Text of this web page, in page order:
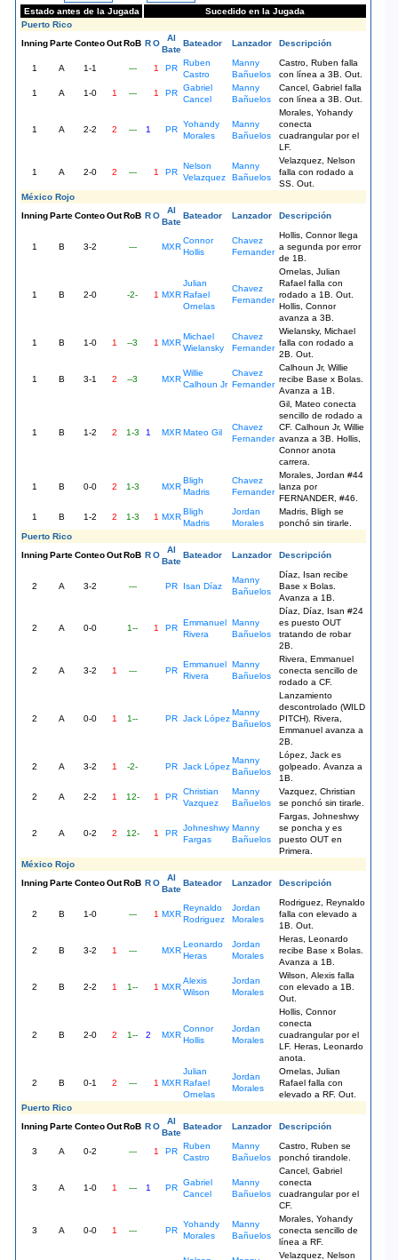
Estado antes de la Jugada
Sucedido en la Jugada
Puerto Rico
InningParteConteoOutRoB RO
Al
Bate
Bateador Lanzador Descripción
1 A 1-1 --- 1 PR
Ruben
Castro
Manny
Bañuelos
Castro, Ruben falla
con línea a 3B. Out.
1
A 1-0 1 --- 1 PR
Gabriel
Cancel
Manny
Bañuelos
Cancel, Gabriel falla
con línea a 3B. Out.
1 A 2-2 2 --- 1 PR
Yohandy
Morales
Manny
Bañuelos
Morales, Yohandy
conecta
cuadrangular por el
LF.
1 A 2-0 2 --- 1 PR
Nelson
Velazquez
Manny
Bañuelos
Velazquez, Nelson
falla con rodado a
SS. Out.
México Rojo
InningParteConteoOutRoB RO
Al
Bate
Bateador Lanzador Descripción
1 B 3-2 --- MXR
Connor
Hollis
Chavez
Fernander
Hollis, Connor llega
a segunda por error
de 1B.
1 B 2-0 -2- 1 MXR
Julian
Rafael
Ornelas
Chavez
Fernander
Ornelas, Julian
Rafael falla con
rodado a 1B. Out.
Hollis, Connor
avanza a 3B.
1 B 1-0 1 --3 1 MXR
Michael
Wielansky
Chavez
Fernander
Wielansky, Michael
falla con rodado a
2B. Out.
1 B 3-1 2 --3 MXR
Willie
Calhoun Jr
Chavez
Fernander
Calhoun Jr, Willie
recibe Base x Bolas.
Avanza a 1B.
1 B 1-2 2 1-3 1 MXR Mateo Gil
Chavez
Fernander
Gil, Mateo conecta
sencillo de rodado a
CF. Calhoun Jr, Willie
avanza a 3B. Hollis,
Connor anota
carrera.
1 B 0-0 2 1-3 MXR
Bligh
Madris
Chavez
Fernander
Morales, Jordan #44
lanza por
FERNANDER, #46.
1
B 1-2 2 1-3 1 MXR
Bligh
Madris
Jordan
Morales
Madris, Bligh se
ponchó sin tirarle.
Puerto Rico
InningParteConteoOutRoB RO
Al
Bate
Bateador Lanzador Descripción
2 A 3-2 --- PR Isan Díaz
Manny
Bañuelos
Díaz, Isan recibe
Base x Bolas.
Avanza a 1B.
2 A 0-0 1-- 1 PR
Emmanuel
Rivera
Manny
Bañuelos
Díaz, Díaz, Isan #24
es puesto OUT
tratando de robar
2B.
2 A 3-2 1 --- PR
Emmanuel
Rivera
Manny
Bañuelos
Rivera, Emmanuel
conecta sencillo de
rodado a CF.
2 A 0-0 1 1-- PR Jack López
Manny
Bañuelos
Lanzamiento
descontrolado (WILD
PITCH). Rivera,
Emmanuel avanza a
2B.
2 A 3-2 1 -2- PR Jack López
Manny
Bañuelos
López, Jack es
golpeado. Avanza a
1B.
2
A 2-2 1 12- 1 PR
Christian
Vazquez
Manny
Bañuelos
Vazquez, Christian
se ponchó sin tirarle.
2 A 0-2 2 12- 1 PR
Johneshwy
Fargas
Manny
Bañuelos
Fargas, Johneshwy
se poncha y es
puesto OUT en
Primera.
México Rojo
InningParteConteoOutRoB RO
Al
Bate
Bateador Lanzador Descripción
2 B 1-0 --- 1 MXR
Reynaldo
Rodriguez
Jordan
Morales
Rodriguez, Reynaldo
falla con elevado a
1B. Out.
2 B 3-2 1 --- MXR
Leonardo
Heras
Jordan
Morales
Heras, Leonardo
recibe Base x Bolas.
Avanza a 1B.
2 B 2-2 1 1-- 1 MXR
Alexis
Wilson
Jordan
Morales
Wilson, Alexis falla
con elevado a 1B.
Out.
2 B 2-0 2 1-- 2 MXR
Connor
Hollis
Jordan
Morales
Hollis, Connor
conecta
cuadrangular por el
LF. Heras, Leonardo
anota.
2 B 0-1 2 --- 1 MXR
Julian
Rafael
Ornelas
Jordan
Morales
Ornelas, Julian
Rafael falla con
elevado a RF. Out.
Puerto Rico
InningParteConteoOutRoB RO
Al
Bate
Bateador Lanzador Descripción
3 A 0-2 --- 1 PR
Ruben
Castro
Manny
Bañuelos
Castro, Ruben se
ponchó tirandole.
3 A 1-0 1 --- 1 PR
Gabriel
Cancel
Manny
Bañuelos
Cancel, Gabriel
conecta
cuadrangular por el
CF.
3 A 0-0 1 --- PR
Yohandy
Morales
Manny
Bañuelos
Morales, Yohandy
conecta sencillo de
línea a RF.
Velazquez, Nelson